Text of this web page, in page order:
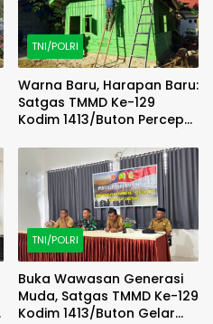
TNI/POLRI
Warna Baru, Harapan Baru:
Satgas TMMD Ke-129
Kodim 1413/Buton Percepat
Warga
TNI/POLRI
Buka Wawasan Generasi
Muda, Satgas TMMD Ke-129
Kodim 1413/Buton Gelar